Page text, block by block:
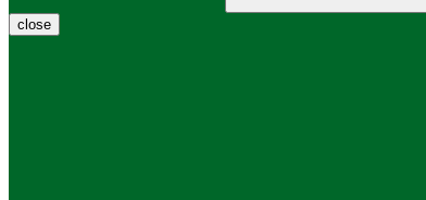
close